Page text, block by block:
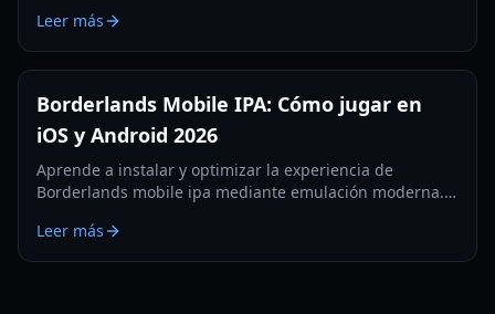
contenido de endgame en 2026.
Leer más
Borderlands Mobile IPA: Cómo jugar en
iOS y Android 2026
Aprende a instalar y optimizar la experiencia de
Borderlands mobile ipa mediante emulación moderna.
dispositivos móviles de gama alta.
Leer más